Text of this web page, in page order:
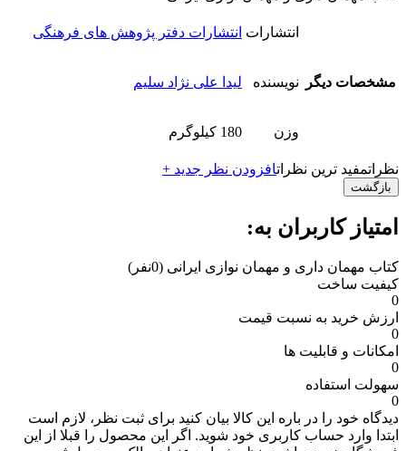
مشخصات دیگر
انتشارات انتشارات دفتر پژوهش های فرهنگی
نویسنده لیدا علی نژاد سلیم
وزن 180 کیلوگرم
نظراتمفید ترین نظراتافزودن نظر جدید +
بازگشت
امتیاز کاربران به:
کتاب مهمان داری و مهمان نوازی ایرانی (0نفر)
کیفیت ساخت
0
ارزش خرید به نسبت قیمت
0
امکانات و قابلیت ها
0
سهولت استفاده
0
دیدگاه خود را در باره این کالا بیان کنید برای ثبت نظر، لازم است
ابتدا وارد حساب کاربری خود شوید. اگر این محصول را قبلا از این